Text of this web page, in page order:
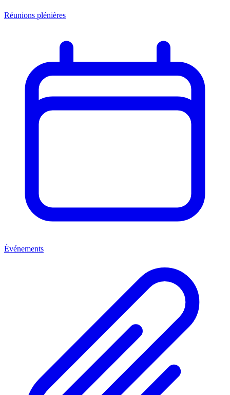
Réunions plénières
Événements